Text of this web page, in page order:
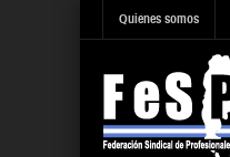
Quienes somos